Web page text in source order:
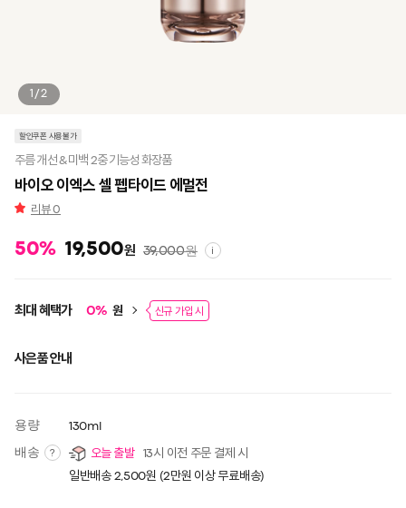
1/2
할인쿠폰 사용불가
주름 개선 & 미백 2중 기능성 화장품
바이오 이엑스 셀 펩타이드 에멀전
리뷰0
50% 19,500원 39,000원 i
최대 혜택가 0% 원 신규 가입 시
사은품 안내
용량 130ml
배송 ? 오늘 출발 13시 이전 주문 결제 시
일반배송 2,500원 (2만원 이상 무료배송)